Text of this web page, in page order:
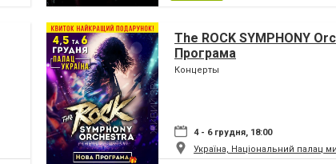
The ROCK SYMPHONY
Програма
Концерты
4 - 6 грудня, 18:00
Україна, Національний палац